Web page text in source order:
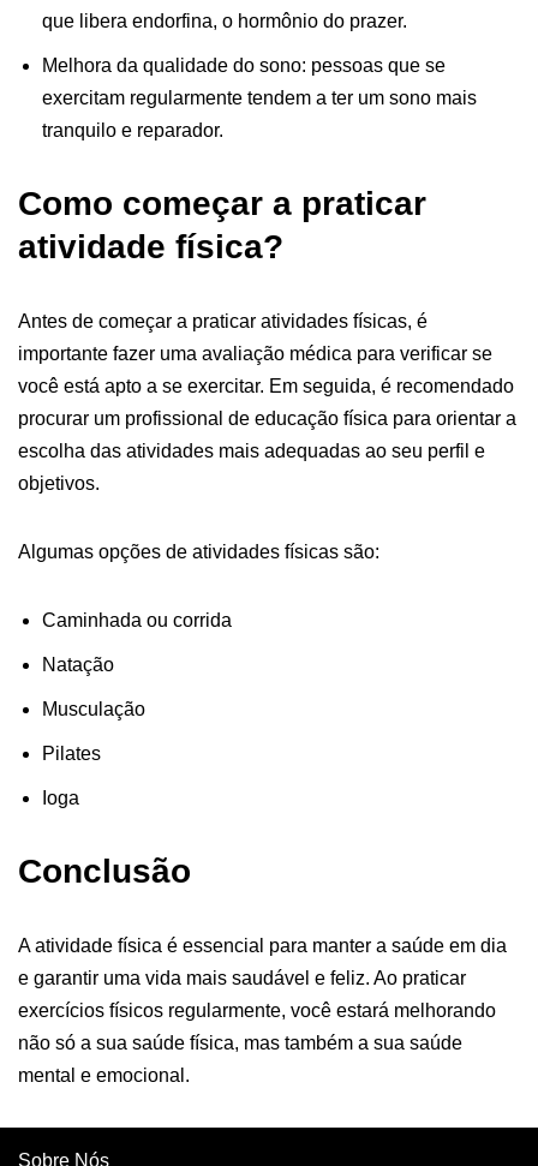
que libera endorfina, o hormônio do prazer.
Melhora da qualidade do sono: pessoas que se
exercitam regularmente tendem a ter um sono mais
tranquilo e reparador.
Como começar a praticar
atividade física?
Antes de começar a praticar atividades físicas, é
importante fazer uma avaliação médica para verificar se
você está apto a se exercitar. Em seguida, é recomendado
procurar um profissional de educação física para orientar a
escolha das atividades mais adequadas ao seu perfil e
objetivos.
Algumas opções de atividades físicas são:
Caminhada ou corrida
Natação
Musculação
Pilates
Ioga
Conclusão
A atividade física é essencial para manter a saúde em dia
e garantir uma vida mais saudável e feliz. Ao praticar
exercícios físicos regularmente, você estará melhorando
não só a sua saúde física, mas também a sua saúde
mental e emocional.
Sobre Nós